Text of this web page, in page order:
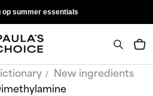
op summer essentials
New ingredients